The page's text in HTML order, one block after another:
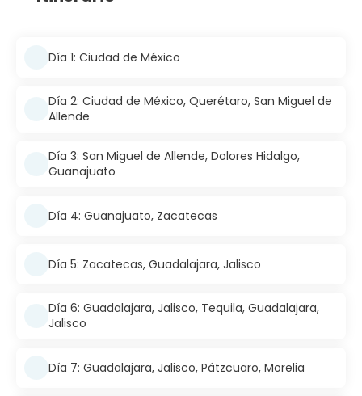
Día 1: Ciudad de México
Día 2: Ciudad de México, Querétaro, San Miguel de
Allende
Día 3: San Miguel de Allende, Dolores Hidalgo,
Guanajuato
Día 4: Guanajuato, Zacatecas
Día 5: Zacatecas, Guadalajara, Jalisco
Día 6: Guadalajara, Jalisco, Tequila, Guadalajara,
Jalisco
Día 7: Guadalajara, Jalisco, Pátzcuaro, Morelia